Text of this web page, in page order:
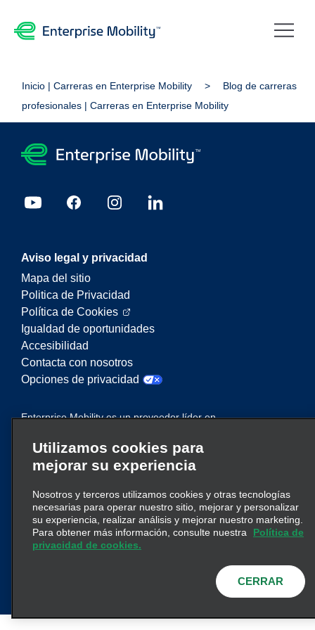
Inicio | Carreras en Enterprise Mobility
Blog de carreras
profesionales | Carreras en Enterprise Mobility
Aviso legal y privacidad
Mapa del sitio
Politica de Privacidad
Política de Cookies
Igualdad de oportunidades
Accesibilidad
Contacta con nosotros
Opciones de privacidad
Enterprise Mobility es un proveedor líder en
“Enterprise Mobility” se utiliza para hacer
referencia a entidades corporativas concretas y/o
información relativa a muchas entidades. Estas
referencias no pretenden transmitir ni suplantar la
estructura corporativa existente. Haga clic aquí
para obtener más información.
Utilizamos cookies para
mejorar su experiencia
Nosotros y terceros utilizamos cookies y otras tecnologías
necesarias para operar nuestro sitio, mejorar y personalizar
su experiencia, realizar análisis y mejorar nuestro marketing.
Para obtener más información, consulte nuestra
Política de
privacidad de cookies.
CERRAR